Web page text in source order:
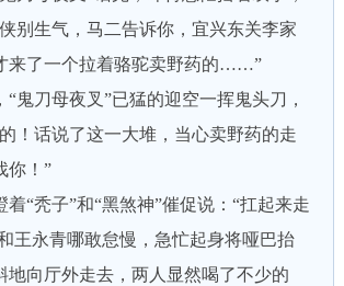
别生气，马二告诉你，宜兴东关李家
来了一个拉着骆驼卖野药的……”
刀母夜叉”已猛的迎空一挥鬼头刀，
！话说了这一大堆，当心卖野药的走
你！”
秃子”和“黑煞神”催促说：“扛起来走
王永青哪敢怠慢，急忙起身将哑巴抬
地向厅外走去，两人显然喝了不少的